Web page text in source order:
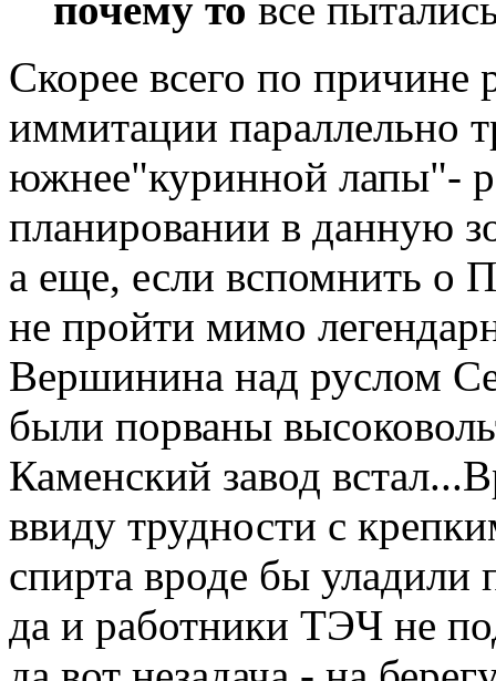
Скорее всего по причине
иммитации параллельно
южнее"куринной лапы"-
планировании в данную
а еще, если вспомнить о
не пройти мимо
Вершинина над руслом
были порваны
Каменский завод
ввиду трудности с
спирта вроде бы уладили
да и работники ТЭЧ не